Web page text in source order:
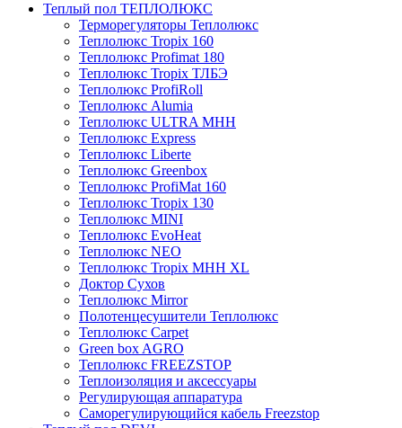
Теплый пол ТЕПЛОЛЮКС
Терморегуляторы Теплолюкс
Теплолюкс Tropix 160
Теплолюкс Profimat 180
Теплолюкс Tropix ТЛБЭ
Теплолюкс ProfiRoll
Теплолюкс Alumia
Теплолюкс ULTRA МНН
Теплолюкс Express
Теплолюкс Liberte
Теплолюкс Greenbox
Теплолюкс ProfiMat 160
Теплолюкс Tropix 130
Теплолюкс MINI
Теплолюкс EvoHeat
Теплолюкс NEO
Теплолюкс Tropix МНН XL
Доктор Сухов
Теплолюкс Mirror
Полотенцесушители Теплолюкс
Теплолюкс Carpet
Green box AGRO
Теплолюкс FREEZSTOP
Теплоизоляция и аксессуары
Регулирующая аппаратура
Cаморегулирующийся кабель Freezstop